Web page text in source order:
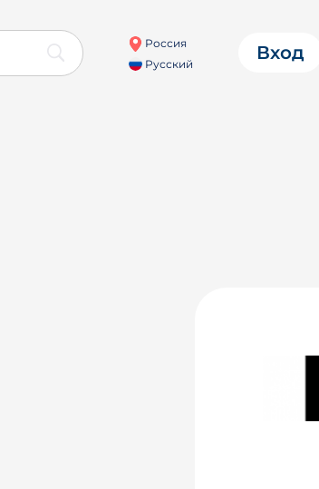
Россия
Русский
Вход